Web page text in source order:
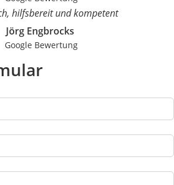
hilfsbereit und kompetent
Jörg Engbrocks
Google Bewertung